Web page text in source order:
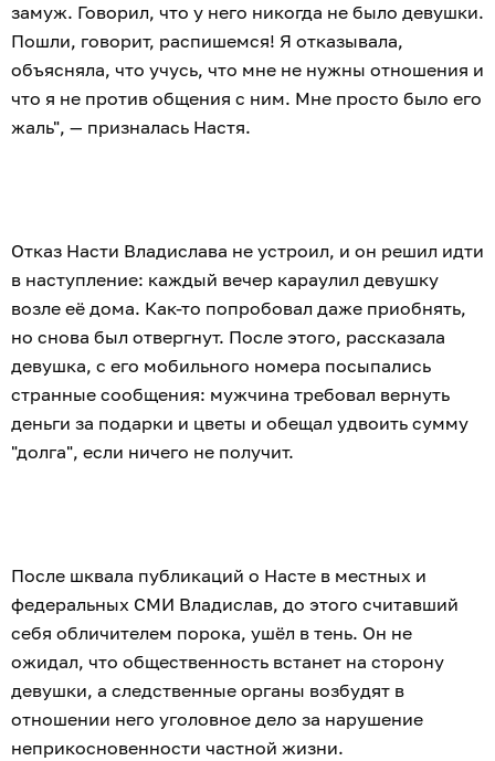
замуж. Говорил, что у него никогда не было девушки.
Пошли, говорит, распишемся! Я отказывала,
объясняла, что учусь, что мне не нужны отношения и
что я не против общения с ним. Мне просто было его
жаль", — призналась Настя.
Отказ Насти Владислава не устроил, и он решил идти
в наступление: каждый вечер караулил девушку
возле её дома. Как-то попробовал даже приобнять,
но снова был отвергнут. После этого, рассказала
девушка, с его мобильного номера посыпались
странные сообщения: мужчина требовал вернуть
деньги за подарки и цветы и обещал удвоить сумму
"долга", если ничего не получит.
После шквала публикаций о Насте в местных и
федеральных СМИ Владислав, до этого считавший
себя обличителем порока, ушёл в тень. Он не
ожидал, что общественность встанет на сторону
девушки, а следственные органы возбудят в
отношении него уголовное дело за нарушение
неприкосновенности частной жизни.